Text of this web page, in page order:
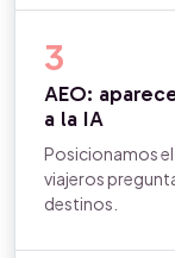
3
AEO:
a la IA
Posicionamos el
viajeros
destinos.